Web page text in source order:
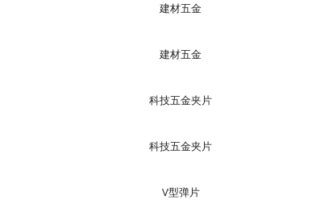
建材五金
建材五金
科技五金夹片
科技五金夹片
V型弹片